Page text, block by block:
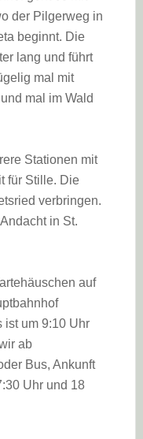
der Pilgerweg in
beginnt. Die
lang und führt
mal mit
mal im Wald
Stationen mit
für Stille. Die
verbringen.
in St.
auf
ist um 9:10 Uhr
ab
Bus, Ankunft
Uhr und 18